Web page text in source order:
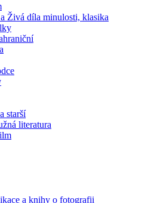
Živá díla minulosti, klasika
starší
literatura
a knihy o fotografii